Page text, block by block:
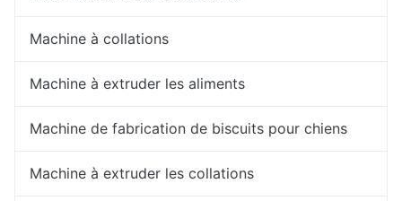
Machine à collations
Machine à extruder les aliments
Machine de fabrication de biscuits pour chiens
Machine à extruder les collations